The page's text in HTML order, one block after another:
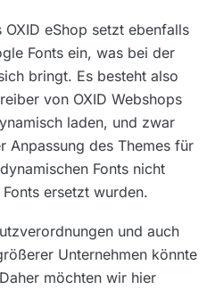
eShop setzt ebenfalls
Fonts ein, was bei der
bringt. Es besteht also
von OXID Webshops
laden, und zwar
Anpassung des Themes für
Fonts nicht
ersetzt wurden.
und auch
Unternehmen könnte
möchten wir hier